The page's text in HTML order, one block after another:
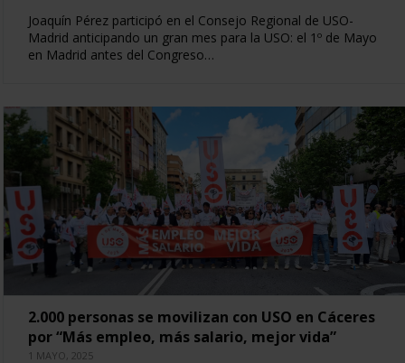
Joaquín Pérez participó en el Consejo Regional de USO-
Madrid anticipando un gran mes para la USO: el 1º de Mayo
en Madrid antes del Congreso…
2.000 personas se movilizan con USO en Cáceres
por “Más empleo, más salario, mejor vida”
1 MAYO, 2025